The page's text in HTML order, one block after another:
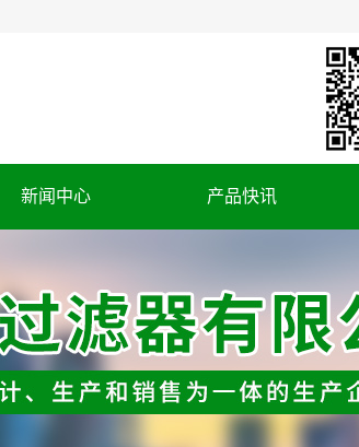
新闻中心 产品快讯